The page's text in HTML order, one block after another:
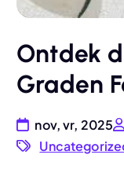
Ontdek
Graden
nov, vr, 2025